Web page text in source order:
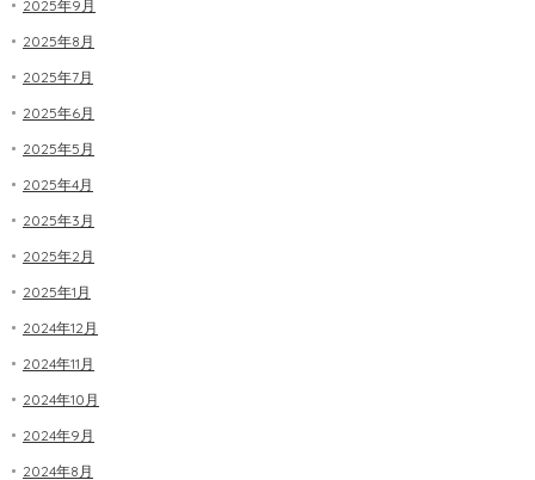
2025年9月
2025年8月
2025年7月
2025年6月
2025年5月
2025年4月
2025年3月
2025年2月
2025年1月
2024年12月
2024年11月
2024年10月
2024年9月
2024年8月